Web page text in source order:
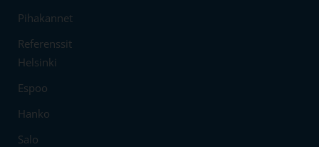
Pihakannet
Referenssit
Helsinki
Espoo
Hanko
Salo